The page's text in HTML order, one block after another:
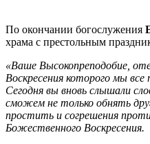
По окончании богослужения
храма с престольным
«Ваше Высокопреподобие,
Воскресения которого мы
Сегодня вы вновь слышали
сможем не только обнять
простить и согрешения
Божественного Воскресения.